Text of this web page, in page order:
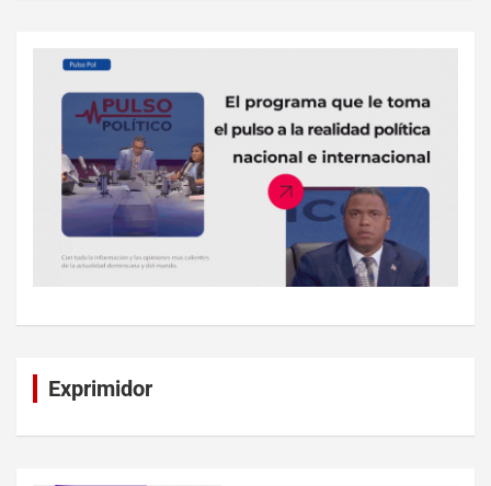
Exprimidor